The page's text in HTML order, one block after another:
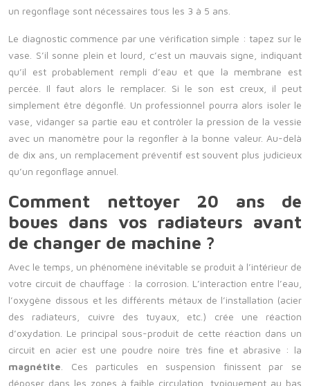
un regonflage sont nécessaires tous les 3 à 5 ans.
Le diagnostic commence par une vérification simple : tapez sur le
vase. S’il sonne plein et lourd, c’est un mauvais signe, indiquant
qu’il est probablement rempli d’eau et que la membrane est
percée. Il faut alors le remplacer. Si le son est creux, il peut
simplement être dégonflé. Un professionnel pourra alors isoler le
vase, vidanger sa partie eau et contrôler la pression de la vessie
avec un manomètre pour la regonfler à la bonne valeur. Au-delà
de dix ans, un remplacement préventif est souvent plus judicieux
qu’un regonflage annuel.
Comment nettoyer 20 ans de
boues dans vos radiateurs avant
de changer de machine ?
Avec le temps, un phénomène inévitable se produit à l’intérieur de
votre circuit de chauffage : la corrosion. L’interaction entre l’eau,
l’oxygène dissous et les différents métaux de l’installation (acier
des radiateurs, cuivre des tuyaux, etc.) crée une réaction
d’oxydation. Le principal sous-produit de cette réaction dans un
circuit en acier est une poudre noire très fine et abrasive : la
magnétite . Ces particules en suspension finissent par se
déposer dans les zones à faible circulation, typiquement au bas